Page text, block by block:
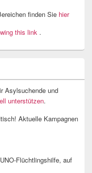
finden Sie hier
this link .
Asylsuchende und
unterstützen.
Aktuelle Kampagnen
Flüchtlingshilfe, auf